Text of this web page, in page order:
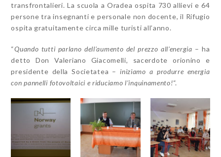
transfrontalieri. La scuola a Oradea ospita 730 allievi e 64
persone tra insegnanti e personale non docente, il Rifugio
ospita gratuitamente circa mille turisti all’anno.
“Quando tutti parlano dell’aumento del prezzo all’energia – ha
detto Don Valeriano Giacomelli, sacerdote orionino e
presidente della Societatea – iniziamo a produrre energia
con pannelli fotovoltaici e riduciamo l’inquinamento!“.